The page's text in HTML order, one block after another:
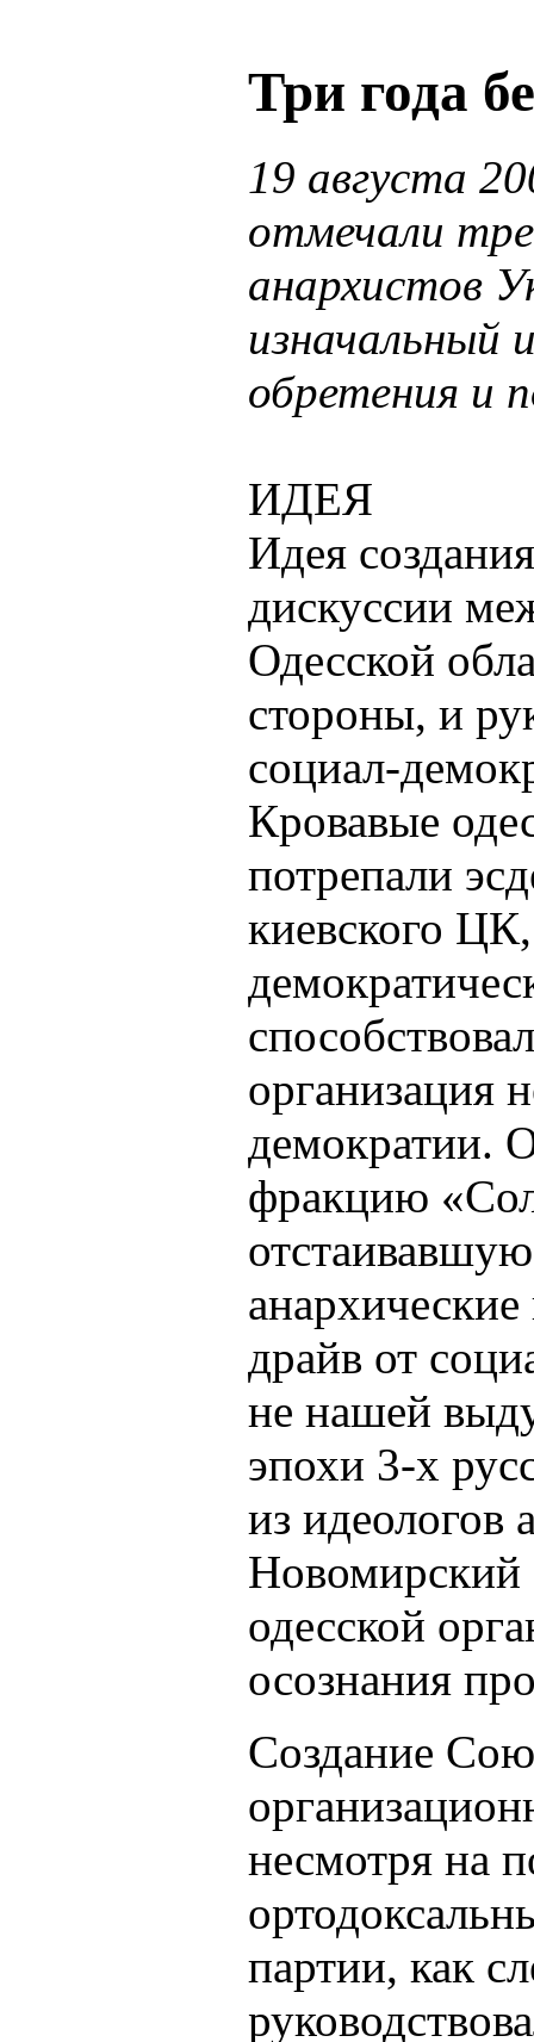
Три года
19 августа
отмечали
анархистов
изначальный
обретения и
ИДЕЯ
Идея
дискуссии
Одесской
стороны, и
социал-
Кровавые
потрепали
киевского
организация
демократии.
фракцию
драйв от
не нашей
эпохи 3-х
из идеологов
Новомирский
одесской
осознания
Создание
несмотря на
партии, как